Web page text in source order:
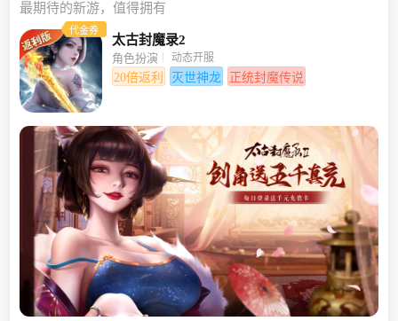
最期待的新游，值得拥有
代金券
太古封魔录2
角色扮演 动态开服
20倍返利 灭世神龙 正统封魔传说